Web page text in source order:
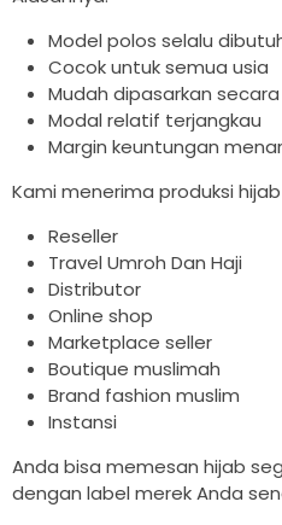
Model polos selalu
Cocok untuk semua usia
Mudah dipasarkan
Modal relatif terjangkau
Margin keuntungan
Kami menerima produksi
Reseller
Travel Umroh Dan Haji
Distributor
Online shop
Marketplace seller
Boutique muslimah
Brand fashion muslim
Instansi
Anda bisa memesan hijab
dengan label merek Anda